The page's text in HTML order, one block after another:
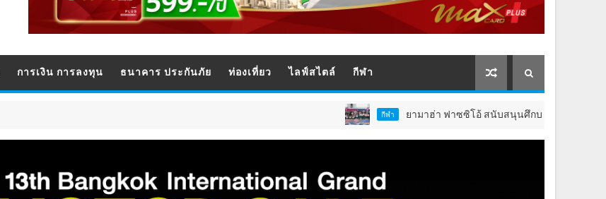
การเงิน การลงทุน ธนาคาร ประกันภัย ท่องเที่ยว ไลฟ์สไตล์ กีฬา
ยามาฮ่า ฟาซซิโอ้ สนับสนุนศึกบาสเกตบอลเยาวชน Junior Baller